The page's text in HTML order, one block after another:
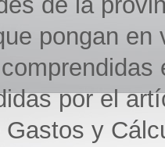
pongan
por el
Gastos y